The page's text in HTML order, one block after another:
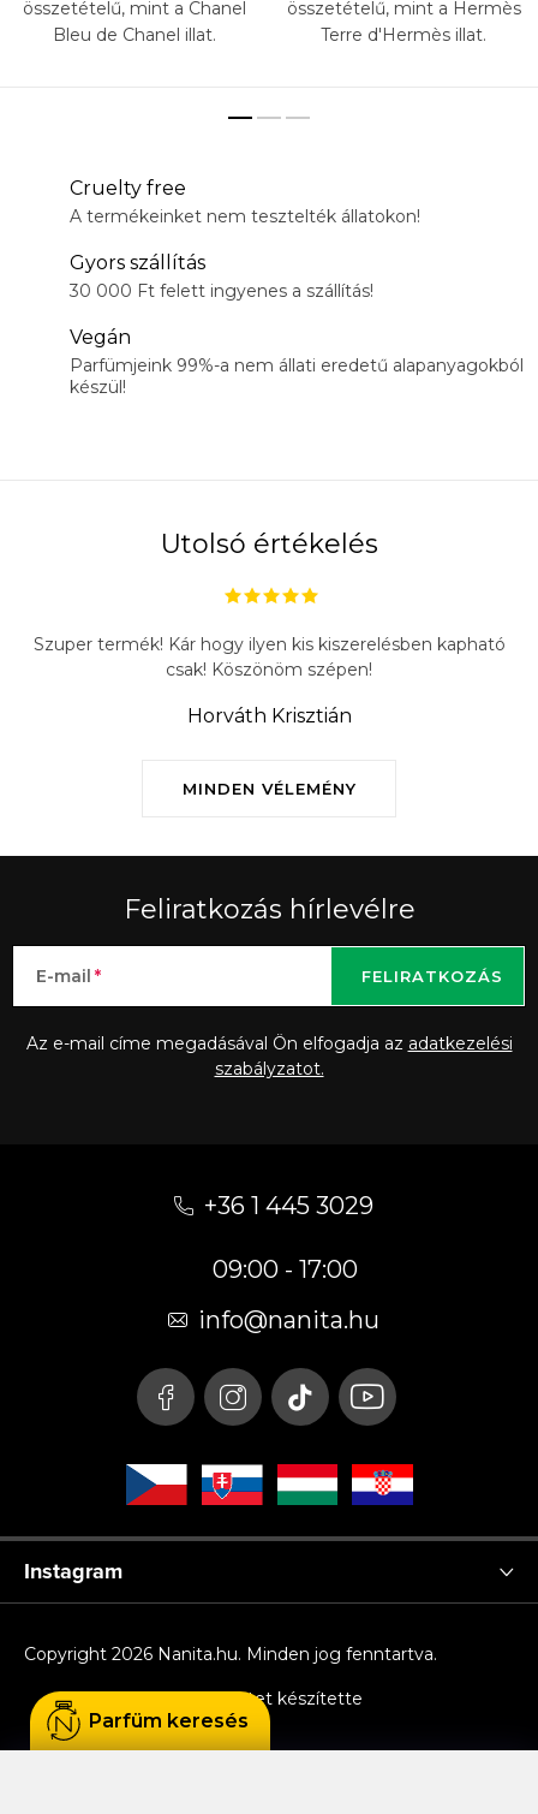
összetételű, mint a Chanel
Bleu de Chanel illat.
összetételű, mint a Hermès
Terre d'Hermès illat.
Cruelty free
A termékeinket nem tesztelték állatokon!
Gyors szállítás
30 000 Ft felett ingyenes a szállítás!
Vegán
Parfümjeink 99%-a nem állati eredetű alapanyagokból
készül!
Utolsó értékelés
MINDEN VÉLEMÉNY
Szuper termék! Kár hogy ilyen kis kiszerelésben kapható
csak! Köszönöm szépen!
Horváth Krisztián
Feliratkozás hírlevélre
E-mail
Az e-mail címe megadásával Ön elfogadja az adatkezelési
szabályzatot.
FELIRATKOZÁS
+36 1 445 3029
09:00 - 17:00
info@nanita.hu
Instagram
Shoptet készítette
Copyright 2026 Nanita.hu. Minden jog fenntartva.
Parfüm keresés